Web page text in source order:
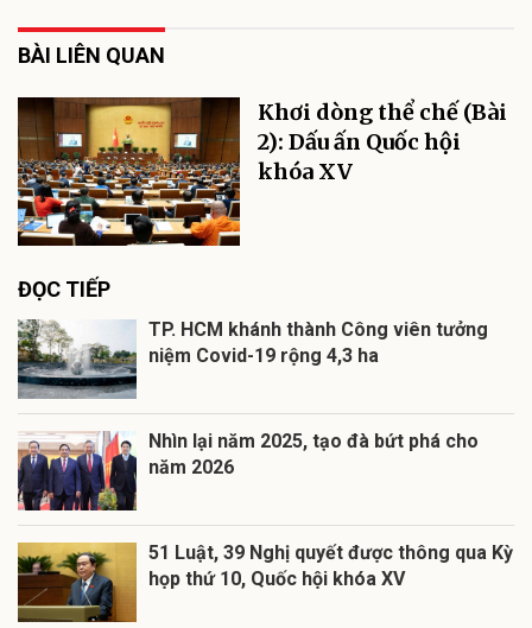
BÀI LIÊN QUAN
Khơi dòng thể chế (Bài
2): Dấu ấn Quốc hội
khóa XV
ĐỌC TIẾP
TP. HCM khánh thành Công viên tưởng
niệm Covid-19 rộng 4,3 ha
Nhìn lại năm 2025, tạo đà bứt phá cho
năm 2026
51 Luật, 39 Nghị quyết được thông qua Kỳ
họp thứ 10, Quốc hội khóa XV